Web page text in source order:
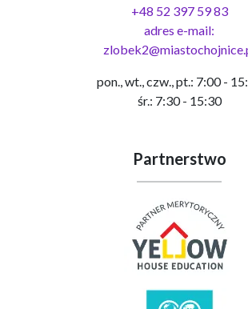
+48 52 397 59 83
adres e-mail:
pon., wt., czw., pt.: 7:00 -
śr.: 7:30 - 15:30
Partnerstwo